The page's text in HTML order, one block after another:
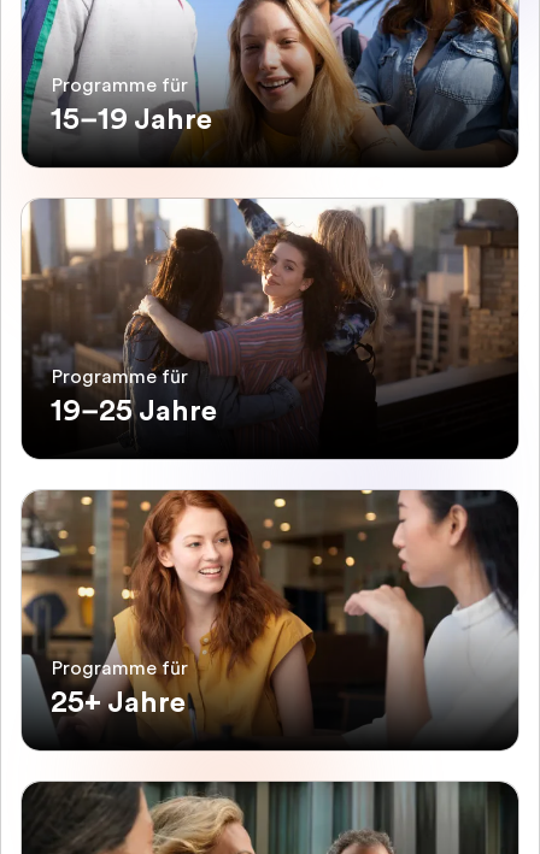
Programme für
15–19 Jahre
Programme für
19–25 Jahre
Programme für
25+ Jahre